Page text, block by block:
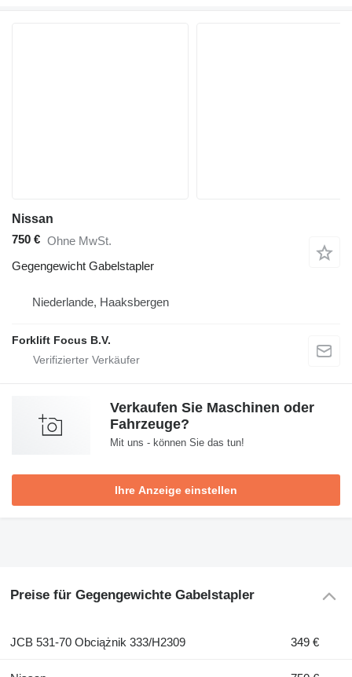
Nissan
750 € Ohne MwSt.
Gegengewicht Gabelstapler
Niederlande, Haaksbergen
Forklift Focus B.V.
Verkaufen Sie Maschinen oder
Fahrzeuge?
Mit uns - können Sie das tun!
Ihre Anzeige einstellen
Preise für Gegengewichte Gabelstapler
JCB 531-70 Obciążnik 333/H2309 349 €